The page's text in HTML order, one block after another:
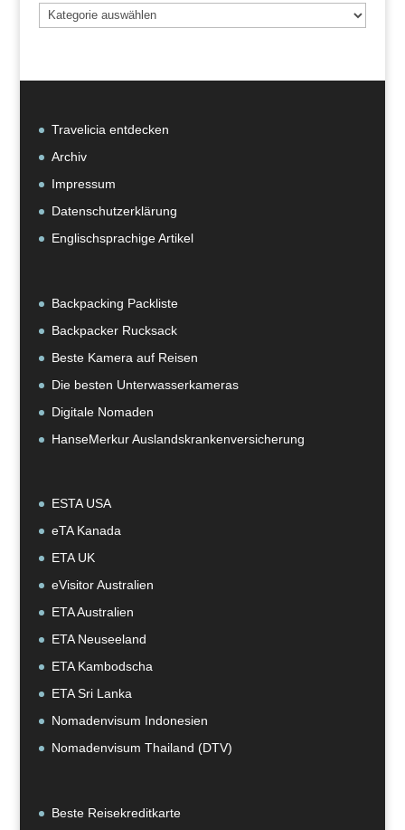
Beiträge
nach
Travelicia entdecken
Archiv
Impressum
Datenschutzerklärung
Englischsprachige Artikel
Backpacking Packliste
Backpacker Rucksack
Beste Kamera auf Reisen
Die besten Unterwasserkameras
Digitale Nomaden
HanseMerkur Auslandskrankenversicherung
ESTA USA
eTA Kanada
ETA UK
eVisitor Australien
ETA Australien
ETA Neuseeland
ETA Kambodscha
ETA Sri Lanka
Nomadenvisum Indonesien
Nomadenvisum Thailand (DTV)
Beste Reisekreditkarte